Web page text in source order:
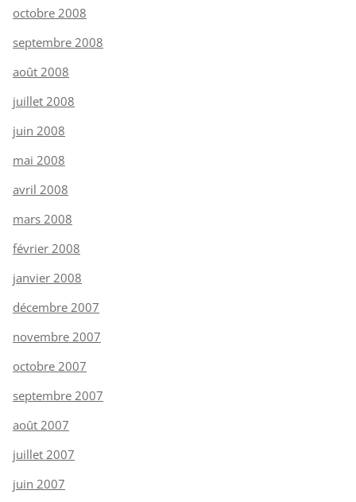
octobre 2008
septembre 2008
août 2008
juillet 2008
juin 2008
mai 2008
avril 2008
mars 2008
février 2008
janvier 2008
décembre 2007
novembre 2007
octobre 2007
septembre 2007
août 2007
juillet 2007
juin 2007